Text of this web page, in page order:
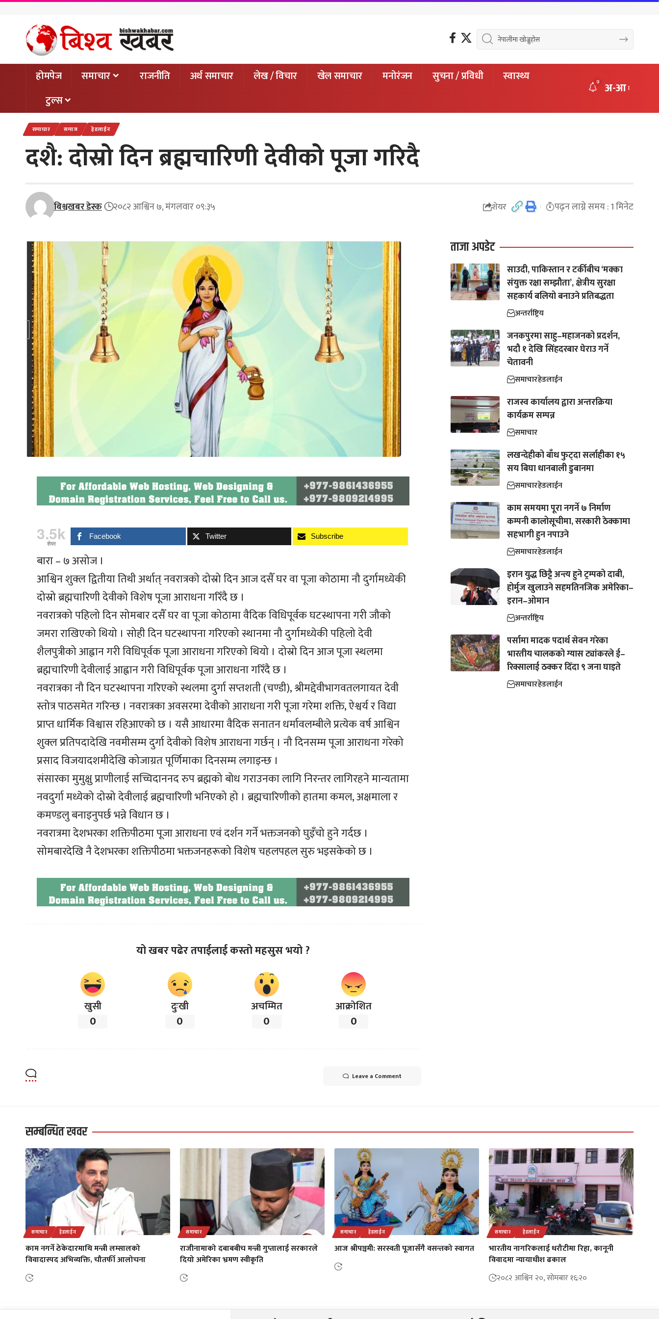
होमपेज समाचार राजनीति अर्थ समाचार लेख / विचार खेल समाचार मनोरंजन सुचना / प्रविधी
स्वास्थ्य
टुल्स
9 अ-आ
समाचार समाज हेडलाईन
दशै: दोस्रो दिन ब्रह्मचारिणी देवीको पूजा गरिदै
बिश्वखबर डेस्क २०८२ आश्विन ७, मंगलवार ०९:३५ शेयर पढ्न लाग्ने समय : 1 मिनेट
3.5k
शेयर
Facebook Twitter Subscribe
बारा – ७ असोज ।
आश्विन शुक्ल द्वितीया तिथी अर्थात् नवरात्रको दोस्रो दिन आज दसैँ घर वा पूजा कोठामा नौ दुर्गामध्येकी
दोस्रो ब्रह्मचारिणी देवीको विशेष पूजा आराधना गरिँदै छ ।
नवरात्रको पहिलो दिन सोमबार दसैँ घर वा पूजा कोठामा वैदिक विधिपूर्वक घटस्थापना गरी जौको
जमरा राखिएको थियो । सोही दिन घटस्थापना गरिएको स्थानमा नौ दुर्गामध्येकी पहिलो देवी
शैलपुत्रीको आह्वान गरी विधिपूर्वक पूजा आराधना गरिएको थियो । दोस्रो दिन आज पूजा स्थलमा
ब्रह्मचारिणी देवीलाई आह्वान गरी विधिपूर्वक पूजा आराधना गरिँदै छ ।
नवरात्रका नौ दिन घटस्थापना गरिएको स्थलमा दुर्गा सप्तशती (चण्डी), श्रीमद्देवीभागवतलगायत देवी
स्तोत्र पाठसमेत गरिन्छ । नवरात्रका अवसरमा देवीको आराधना गरी पूजा गरेमा शक्ति, ऐश्वर्य र विद्या
प्राप्त धार्मिक विश्वास रहिआएको छ । यसै आधारमा वैदिक सनातन धर्मावलम्बीले प्रत्येक वर्ष आश्विन
शुक्ल प्रतिपदादेखि नवमीसम्म दुर्गा देवीको विशेष आराधना गर्छन् । नौ दिनसम्म पूजा आराधना गरेको
प्रसाद विजयादशमीदेखि कोजाग्रत पूर्णिमाका दिनसम्म लगाइन्छ ।
संसारका मुमुक्षु प्राणीलाई सच्चिदाननद रुप ब्रह्मको बोध गराउनका लागि निरन्तर लागिरहने मान्यतामा
नवदुर्गा मध्येको दोस्रो देवीलाई ब्रह्मचारिणी भनिएको हो । ब्रह्मचारिणीको हातमा कमल, अक्षमाला र
कमण्डलु बनाइनुपर्छ भन्ने विधान छ ।
नवरात्रमा देशभरका शक्तिपीठमा पूजा आराधना एवं दर्शन गर्ने भक्तजनको घुइँचो हुने गर्दछ ।
सोमबारदेखि नै देशभरका शक्तिपीठमा भक्तजनहरूको विशेष चहलपहल सुरु भइसकेको छ ।
यो खबर पढेर तपाईलाई कस्तो महसुस भयो ?
खुसी
0
दुःखी
0
अचम्मित
0
आक्रोशित
0
Leave a Comment
ताजा अपडेट
साउदी, पाकिस्तान र टर्कीबीच ‘मक्का
संयुक्त रक्षा सम्झौता’, क्षेत्रीय सुरक्षा
सहकार्य बलियो बनाउने प्रतिबद्धता
अन्तर्राष्ट्रिय
जनकपुरमा साहु–महाजनको प्रदर्शन,
भदौ १ देखि सिंहदरबार घेराउ गर्ने
चेतावनी
समाचारहेडलाईन
राजस्व कार्यालय द्वारा अन्तरक्रिया
कार्यक्रम सम्पन्न
समाचार
लखन्देहीको बाँध फुट्दा सर्लाहीका १५
सय बिघा धानबाली डुबानमा
समाचारहेडलाईन
काम समयमा पूरा नगर्ने ७ निर्माण
कम्पनी कालोसूचीमा, सरकारी ठेक्कामा
सहभागी हुन नपाउने
समाचारहेडलाईन
इरान युद्ध छिट्टै अन्त्य हुने ट्रम्पको दाबी,
होर्मुज खुलाउने सहमतिनजिक अमेरिका–
इरान–ओमान
अन्तर्राष्ट्रिय
पर्सामा मादक पदार्थ सेवन गरेका
भारतीय चालकको ग्यास ट्यांकरले ई–
रिक्सालाई ठक्कर दिँदा ९ जना घाइते
समाचारहेडलाईन
सम्बन्धित खवर
समाचार हेडलाईन
काम नगर्ने ठेकेदारमाथि मन्त्री लम्सालको
विवादास्पद अभिव्यक्ति, चौतर्फी आलोचना
समाचार
राजीनामाको दबाबबीच मन्त्री गुप्तालाई सरकारले
दियो अमेरिका भ्रमण स्वीकृति
समाचार हेडलाईन
आज श्रीपञ्चमी: सरस्वती पूजासँगै वसन्तको स्वागत
समाचार हेडलाईन
भारतीय नागरिकलाई धरौटीमा रिहा, कानूनी
विवादमा न्यायाधीश ढकाल
२०८२ आश्विन २०, सोमबार १६:२०